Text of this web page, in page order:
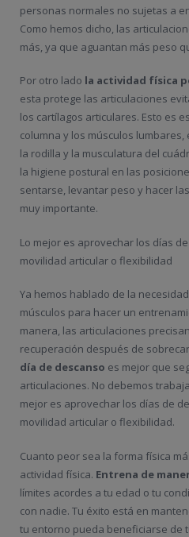
personas normales no sujetas a
Como hemos dicho, las
más, ya que aguantan más peso
Por otro lado la actividad física
esta protege las articulaciones
los cartílagos articulares. Esto es
columna y los músculos
la rodilla y la musculatura del
la higiene postural en las
sentarse, levantar peso y hacer
muy importante.
Lo mejor es aprovechar los días
movilidad articular o flexibilidad
Ya hemos hablado de la
músculos para hacer un
manera, las articulaciones
recuperación después de
día de descanso es mejor que
articulaciones. No debemos
mejor es aprovechar los días de
movilidad articular o flexibilidad.
Cuanto peor sea la forma física
actividad física. Entrena de
límites acordes a tu edad o tu
con nadie. Tu éxito está en
tu entorno pueda beneficiarse de